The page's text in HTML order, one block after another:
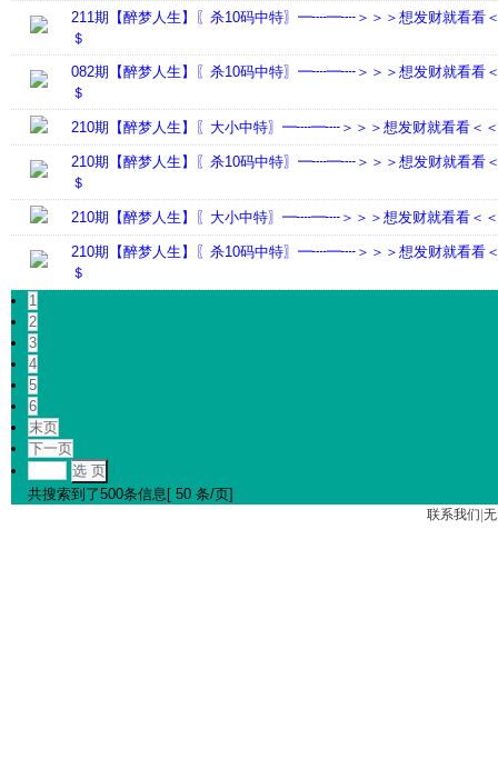
211期【醉梦人生】〖杀10码中特〗━┉━┉＞＞＞想发财就看看
＄
082期【醉梦人生】〖杀10码中特〗━┉━┉＞＞＞想发财就看看
＄
210期【醉梦人生】〖大小中特〗━┉━┉＞＞＞想发财就看看＜
210期【醉梦人生】〖杀10码中特〗━┉━┉＞＞＞想发财就看看
＄
210期【醉梦人生】〖大小中特〗━┉━┉＞＞＞想发财就看看＜
210期【醉梦人生】〖杀10码中特〗━┉━┉＞＞＞想发财就看看
＄
1
2
3
4
5
6
末页
下一页
选 页
共搜索到了500条信息[ 50 条/页]
联系我们